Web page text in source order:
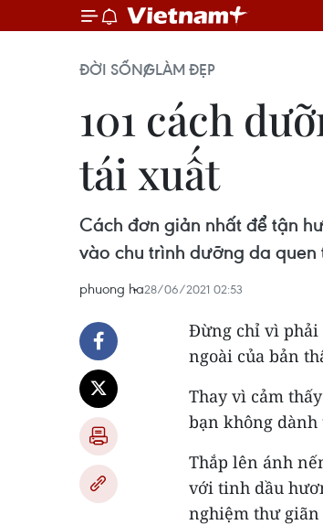
ĐỜI SỐNGLÀM ĐẸP
101 cách
tái xuất
Cách đơn giản nhất để tận
vào chu trình dưỡng da quen
phuong ha28/06/2021 02:53
Đừng chỉ vì phải
ngoài của bản
Thay vì cảm
bạn không dành
Thắp lên ánh
với tinh dầu
nghiệm thư giãn